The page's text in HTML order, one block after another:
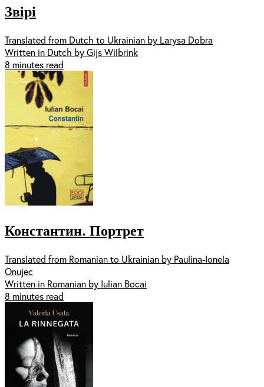
Звірі
Translated from Dutch to Ukrainian by Larysa Dobra
Written in Dutch by Gijs Wilbrink
8 minutes read
Константин. Портрет
Translated from Romanian to Ukrainian by Paulina-Ionela
Onujec
Written in Romanian by Iulian Bocai
8 minutes read